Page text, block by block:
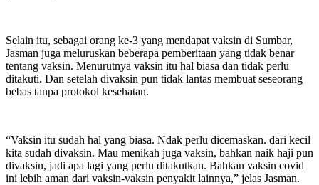
Selain itu, sebagai orang ke-3 yang mendapat vaksin di Sumbar,
Jasman juga meluruskan beberapa pemberitaan yang tidak benar
tentang vaksin. Menurutnya vaksin itu hal biasa dan tidak perlu
ditakuti. Dan setelah divaksin pun tidak lantas membuat seseorang
bebas tanpa protokol kesehatan.
“Vaksin itu sudah hal yang biasa. Ndak perlu dicemaskan. dari kecil
kita sudah divaksin. Mau menikah juga vaksin, bahkan naik haji pun
divaksin, jadi apa lagi yang perlu ditakutkan. Bahkan vaksin covid
ini lebih aman dari vaksin-vaksin penyakit lainnya,” jelas Jasman.